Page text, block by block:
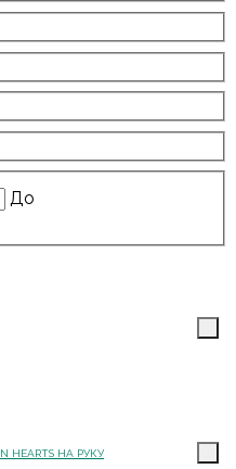
До
HEARTS НА РУКУ